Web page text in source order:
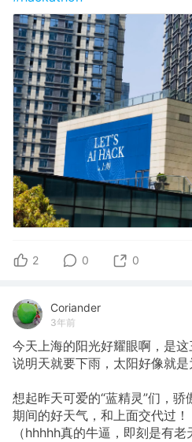
2 0 0
Coriander
3年前
今天上海的阳光好耀眼啊，是
说明天就要下雨，太阳好像就是
想起昨天可爱的“蓝精灵”们，
期间的好天气，和上面交代过！
（hhhhh真的牛逼，即刻是有老